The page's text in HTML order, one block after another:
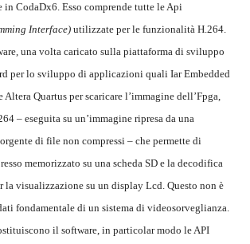
in CodaDx6. Esso comprende tutte le Api
Interface) utilizzate per le funzionalità H.264.
una volta caricato sulla piattaforma di sviluppo
per lo sviluppo di applicazioni quali Iar Embedded
Altera Quartus per scaricare l’immagine dell’Fpga,
– eseguita su un’immagine ripresa da una
di file non compressi – che permette di
memorizzato su una scheda SD e la decodifica
la visualizzazione su un display Lcd. Questo non è
fondamentale di un sistema di videosorveglianza.
il software, in particolar modo le API